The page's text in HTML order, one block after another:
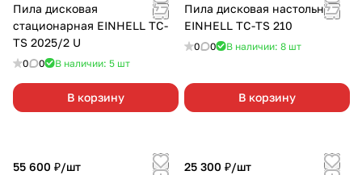
Пила дисковая
стационарная EINHELL TC-
TS 2025/2 U
0 0 В наличии: 5 шт
В корзину
Пила дисковая настольная
EINHELL TC-TS 210
0 0 В наличии: 8 шт
В корзину
55 600 ₽/шт
25 300 ₽/шт